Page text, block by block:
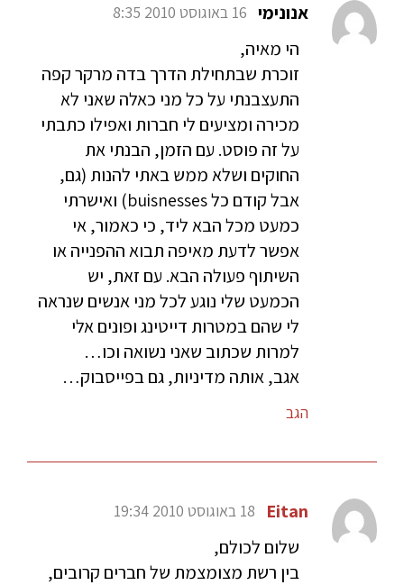
אנונימי 16 באוגוסט 2010 8:35
הי מאיה,
זוכרת שבתחילת הדרך בדה מרקר קפה
התעצבנתי על כל מני כאלה שאני לא
מכירה ומציעים לי חברות ואפילו כתבתי
על זה פוסט. עם הזמן, הבנתי את
החוקים ושלא ממש באתי להנות (גם,
אבל קודם כל buisnesses) ואישרתי
כמעט מכל הבא ליד, כי כאמור, אי
אפשר לדעת מאיפה תבוא ההפנייה או
השיתוף פעולה הבא. עם זאת, יש
הכמעט שלי נוגע לכל מני אנשים שנראה
לי שהם במטרות דייטינג ופונים אלי
למרות שכתוב שאני נשואה וכו…
אגב, אותה מדיניות, גם בפייסבוק…
הגב
Eitan 18 באוגוסט 2010 19:34
שלום לכולם,
בין רשת מצומצמת של חברים קרובים,